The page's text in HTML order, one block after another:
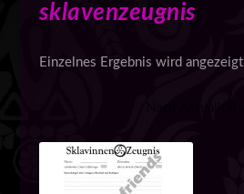
sklavenzeugnis
Einzelnes Ergebnis wird angezeigt